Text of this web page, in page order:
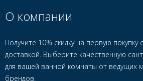
О компании
Получите 10% скидку на первую покупку
доставкой. Выберите качественную
для вашей ванной комнаты от ведущих
брендов.